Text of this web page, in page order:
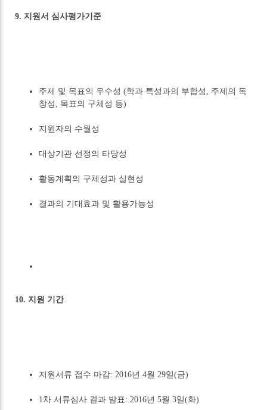
9. 지원서 심사평가기준
주제 및 목표의 우수성 (학과 특성과의 부합성, 주제의 독
창성, 목표의 구체성 등)
지원자의 수월성
대상기관 선정의 타당성
활동계획의 구체성과 실현성
결과의 기대효과 및 활용가능성
10. 지원 기간
지원서류 접수 마감: 2016년 4월 29일(금)
1차 서류심사 결과 발표: 2016년 5월 3일(화)